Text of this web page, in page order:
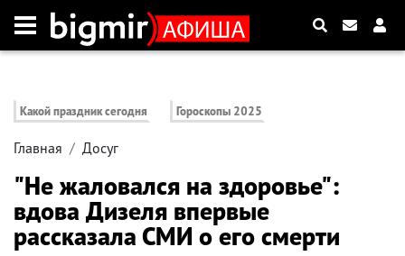
Какой праздник сегодня Гороскопы 2025
Главная Досуг
"Не жаловался на здоровье":
вдова Дизеля впервые
рассказала СМИ о его смерти